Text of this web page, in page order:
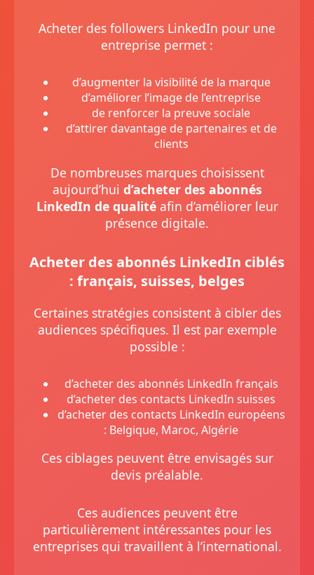
Acheter des followers LinkedIn pour une
entreprise permet :
d’augmenter la visibilité de la marque
d’améliorer l’image de l’entreprise
de renforcer la preuve sociale
d’attirer davantage de partenaires et de
clients
De nombreuses marques choisissent
aujourd’hui d’acheter des abonnés
LinkedIn de qualitéafin d’améliorer leur
présence digitale.
Acheter des abonnés LinkedIn ciblés
: français, suisses, belges
Certaines stratégies consistent à cibler des
audiences spécifiques. Il est par exemple
possible :
d’acheter des abonnés LinkedIn français
d’acheter des contacts LinkedIn suisses
d’acheter des contacts LinkedIn européens
: Belgique, Maroc, Algérie
Ces ciblages peuvent être envisagés sur
devis préalable.
Ces audiences peuvent être
particulièrement intéressantes pour les
entreprises qui travaillent à l’international.